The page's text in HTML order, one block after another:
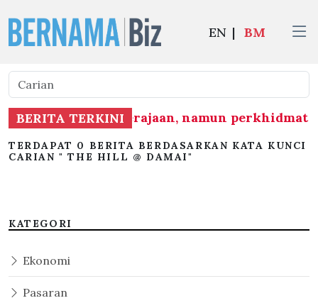
EN | BM
BERITA TERKINI
mandat kerajaan, namun
TERDAPAT 0 BERITA BERDASARKAN KATA KUNCI
CARIAN " THE HILL @ DAMAI"
KATEGORI
Ekonomi
Pasaran